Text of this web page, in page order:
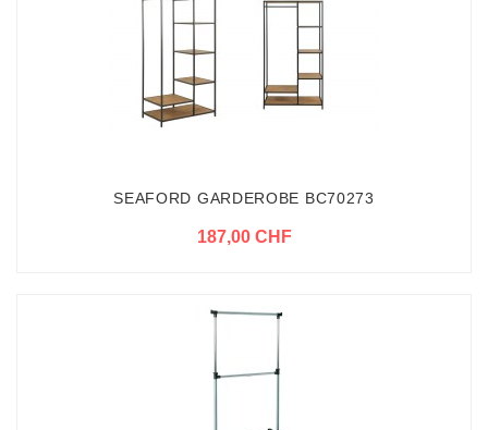
SEAFORD GARDEROBE BC70273
187,00 CHF